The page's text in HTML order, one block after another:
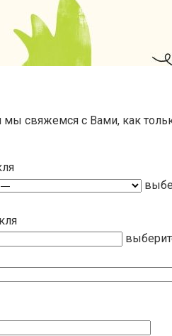
мы свяжемся с Вами, как